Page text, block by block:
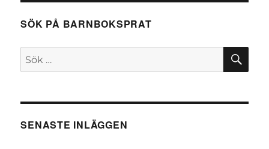
SÖK PÅ BARNBOKSPRAT
Sök
SENASTE INLÄGGEN